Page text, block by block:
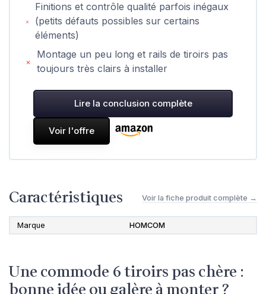
Finitions et contrôle qualité parfois inégaux
(petits défauts possibles sur certains
éléments)
Montage un peu long et rails de tiroirs pas
toujours très clairs à installer
Lire la conclusion complète
Voir l'offre
Caractéristiques Voir la fiche produit complète →
Marque HOMCOM
Une commode 6 tiroirs pas chère :